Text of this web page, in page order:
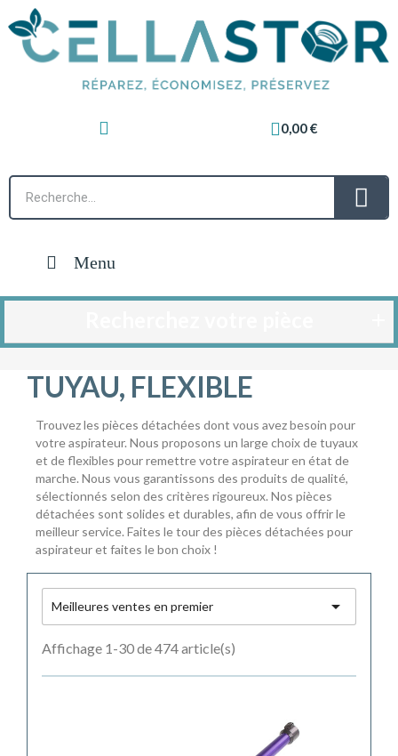
0,00 €
Menu
TUYAU, FLEXIBLE
Trouvez les pièces détachées dont vous avez besoin pour
votre aspirateur. Nous proposons un large choix de tuyaux
et de flexibles pour remettre votre aspirateur en état de
marche. Nous vous garantissons des produits de qualité,
sélectionnés selon des critères rigoureux. Nos pièces
détachées sont solides et durables, afin de vous offrir le
meilleur service. Faites le tour des pièces détachées pour
aspirateur et faites le bon choix !
Meilleures ventes en premier 
Affichage 1-30 de 474 article(s)